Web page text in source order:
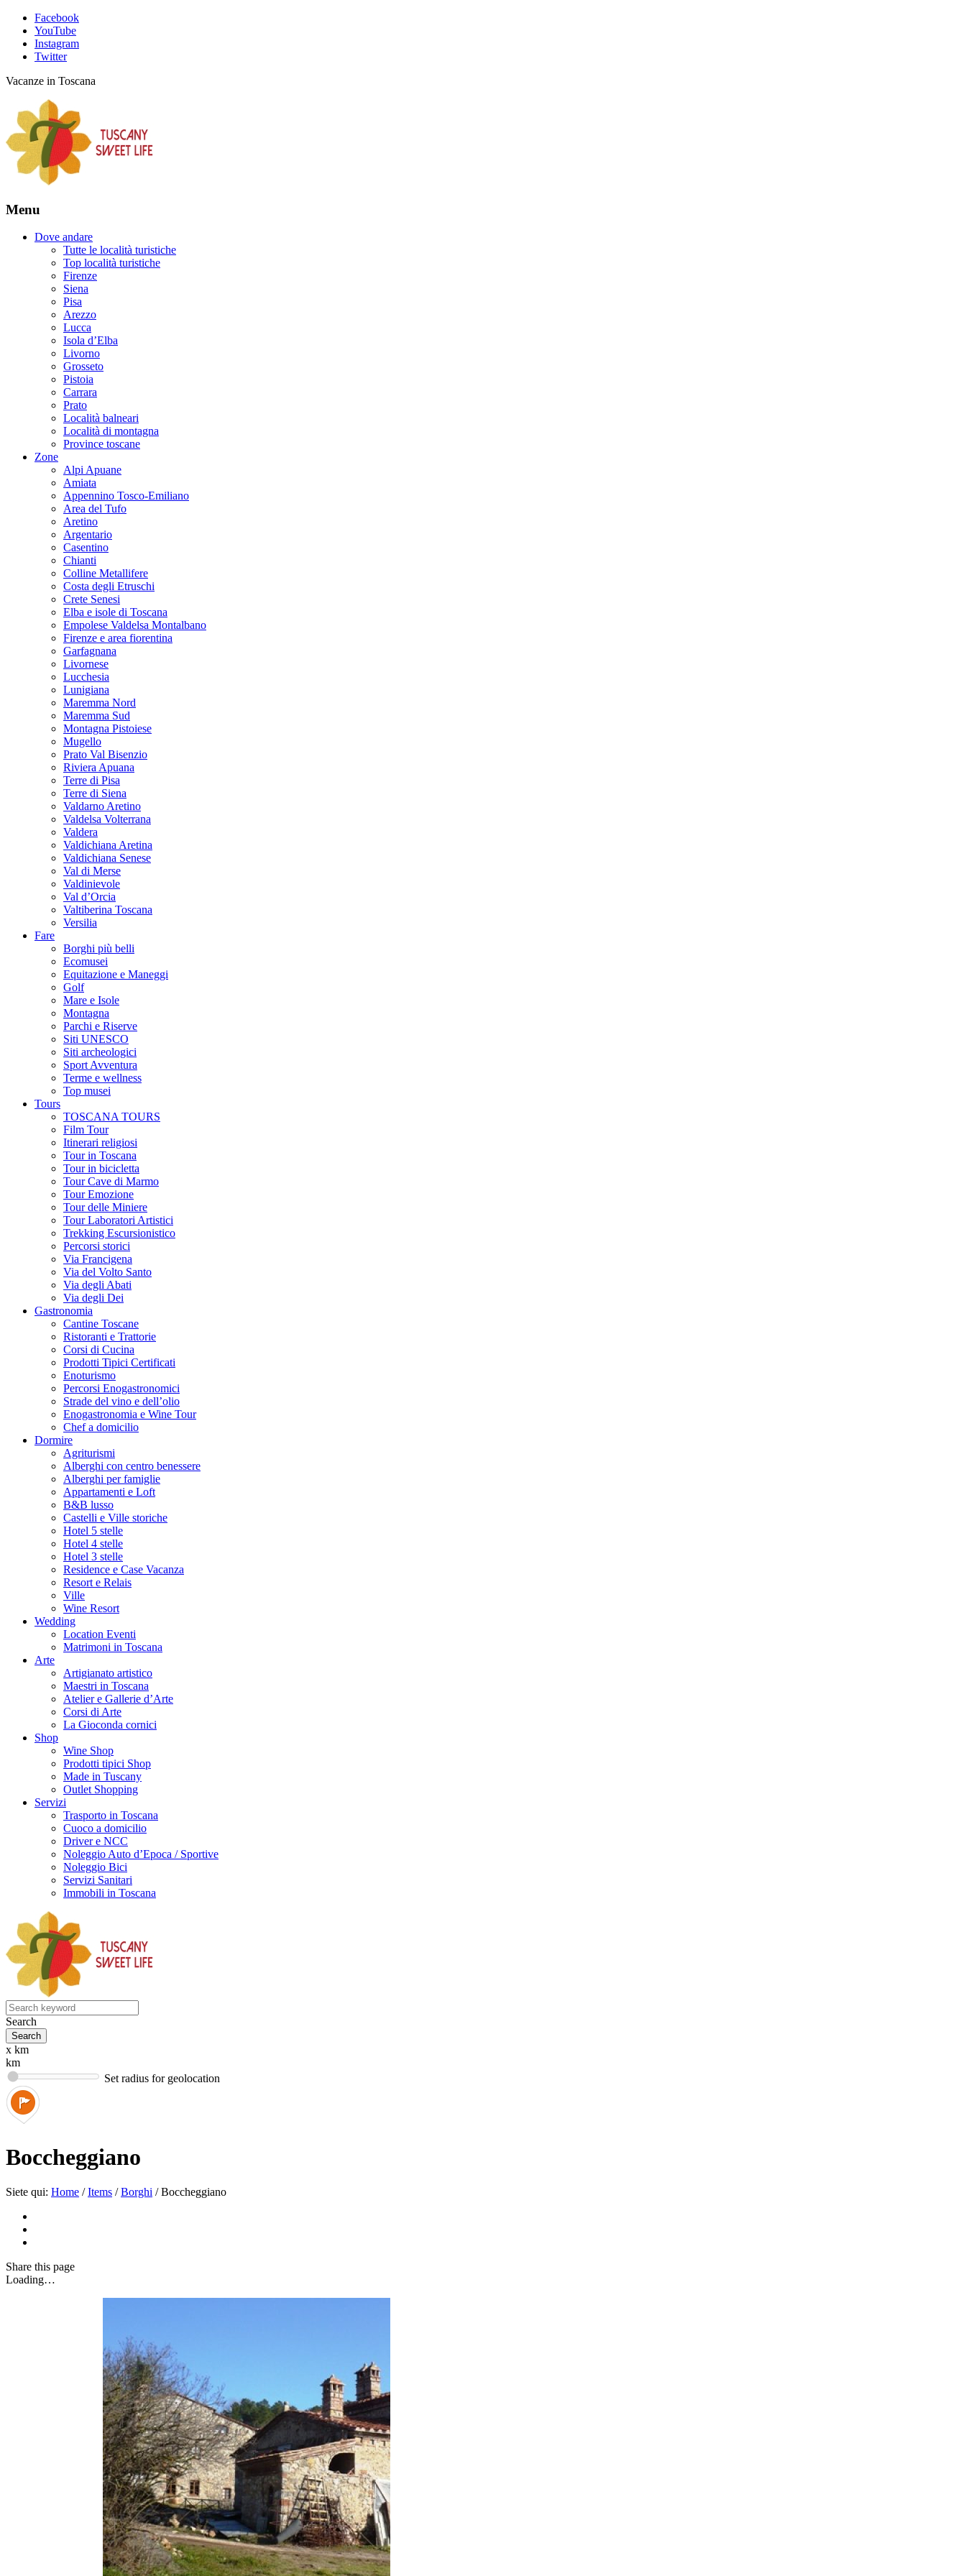
Facebook
YouTube
Instagram
Twitter
Vacanze in Toscana
Menu
Dove andare
Tutte le località turistiche
Top località turistiche
Firenze
Siena
Pisa
Arezzo
Lucca
Isola d’Elba
Livorno
Grosseto
Pistoia
Carrara
Prato
Località balneari
Località di montagna
Province toscane
Zone
Alpi Apuane
Amiata
Appennino Tosco-Emiliano
Area del Tufo
Aretino
Argentario
Casentino
Chianti
Colline Metallifere
Costa degli Etruschi
Crete Senesi
Elba e isole di Toscana
Empolese Valdelsa Montalbano
Firenze e area fiorentina
Garfagnana
Livornese
Lucchesia
Lunigiana
Maremma Nord
Maremma Sud
Montagna Pistoiese
Mugello
Prato Val Bisenzio
Riviera Apuana
Terre di Pisa
Terre di Siena
Valdarno Aretino
Valdelsa Volterrana
Valdera
Valdichiana Aretina
Valdichiana Senese
Val di Merse
Valdinievole
Val d’Orcia
Valtiberina Toscana
Versilia
Fare
Borghi più belli
Ecomusei
Equitazione e Maneggi
Golf
Mare e Isole
Montagna
Parchi e Riserve
Siti UNESCO
Siti archeologici
Sport Avventura
Terme e wellness
Top musei
Tours
TOSCANA TOURS
Film Tour
Itinerari religiosi
Tour in Toscana
Tour in bicicletta
Tour Cave di Marmo
Tour Emozione
Tour delle Miniere
Tour Laboratori Artistici
Trekking Escursionistico
Percorsi storici
Via Francigena
Via del Volto Santo
Via degli Abati
Via degli Dei
Gastronomia
Cantine Toscane
Ristoranti e Trattorie
Corsi di Cucina
Prodotti Tipici Certificati
Enoturismo
Percorsi Enogastronomici
Strade del vino e dell’olio
Enogastronomia e Wine Tour
Chef a domicilio
Dormire
Agriturismi
Alberghi con centro benessere
Alberghi per famiglie
Appartamenti e Loft
B&B lusso
Castelli e Ville storiche
Hotel 5 stelle
Hotel 4 stelle
Hotel 3 stelle
Residence e Case Vacanza
Resort e Relais
Ville
Wine Resort
Wedding
Location Eventi
Matrimoni in Toscana
Arte
Artigianato artistico
Maestri in Toscana
Atelier e Gallerie d’Arte
Corsi di Arte
La Gioconda cornici
Shop
Wine Shop
Prodotti tipici Shop
Made in Tuscany
Outlet Shopping
Servizi
Trasporto in Toscana
Cuoco a domicilio
Driver e NCC
Noleggio Auto d’Epoca / Sportive
Noleggio Bici
Servizi Sanitari
Immobili in Toscana
Search
x km
km
Set radius for geolocation
Boccheggiano
Siete qui: Home / Items / Borghi / Boccheggiano
Share this page
Loading…